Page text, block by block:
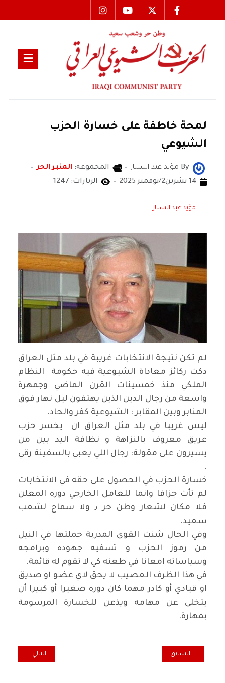
لمحة خاطفة على خسارة الحزب
الشيوعي
By مؤيد عبد الستار المجموعة: المنبر الحر
14 تشرين2/نوفمبر 2025
الزيارات: 1247
مؤيد عبد الستار
لم تكن نتيجة الانتخابات غريبة في بلد مثل العراق
دكت ركائز معاداة الشيوعية فيه حكومة النظام
الملكي منذ خمسينات القرن الماضي وجمهرة
واسعة من رجال الدين الذين يهتفون ليل نهار فوق
المنابر وبين المقابر : الشيوعية كفر والحاد.
ليس غريبا في بلد مثل العراق ان يخسر حزب
عريق معروف بالنزاهة و نظافة اليد بين من
يسيرون على مقولة: رجال اللي يعبي بالسفينة رقي
.
خسارة الحزب في الحصول على حقه في الانتخابات
لم تأت جزافا وانما للعامل الخارجي دوره المعلن
فلا مكان لشعار وطن حر ٫ ولا سماح لشعب
سعيد.
وفي الحال شنت القوى المدربة حملتها في النيل
من رموز الحزب و تسفيه جهوده وبرامجه
وسياساته امعانا في طعنه كي لا تقوم له قائمة.
في هذا الظرف العصيب لا يحق لاي عضو او صديق
او قيادي أو كادر مهما كان دوره صغيرا أو كبيرا أن
يتخلى عن مهامه ويذعن للخسارة المرسومة
بمهارة.
المقال السابق: حين خسر الحلم
السابق المقال التالي:
التالي